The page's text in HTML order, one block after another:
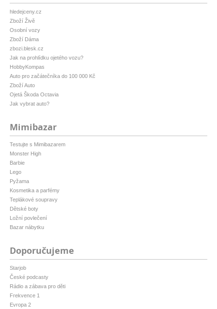
hledejceny.cz
Zboží Živě
Osobní vozy
Zboží Dáma
zbozi.blesk.cz
Jak na prohlídku ojetého vozu?
HobbyKompas
Auto pro začátečníka do 100 000 Kč
Zboží Auto
Ojetá Škoda Octavia
Jak vybrat auto?
Mimibazar
Testujte s Mimibazarem
Monster High
Barbie
Lego
Pyžama
Kosmetika a parfémy
Teplákové soupravy
Dětské boty
Ložní povlečení
Bazar nábytku
Doporučujeme
Starjob
České podcasty
Rádio a zábava pro děti
Frekvence 1
Evropa 2